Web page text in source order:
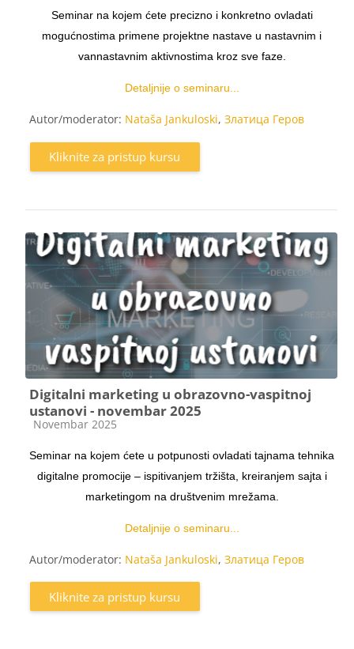
Seminar na kojem ćete precizno i konkretno ovladati
mogućnostima primene projektne nastave u nastavnim i
vannastavnim aktivnostima kroz sve faze.
Detaljnije o seminaru...
Autor/moderator: Nataša Jankuloski, Златица Геров
Kliknite za pristup kursu
Digitalni marketing u obrazovno-vaspitnoj
ustanovi - novembar 2025
Kategorija kursa
Novembar 2025
Seminar na kojem ćete u potpunosti ovladati tajnama tehnika
digitalne promocije – ispitivanjem tržišta, kreiranjem sajta i
marketingom na društvenim mrežama.
Detaljnije o seminaru...
Autor/moderator: Nataša Jankuloski, Златица Геров
Kliknite za pristup kursu